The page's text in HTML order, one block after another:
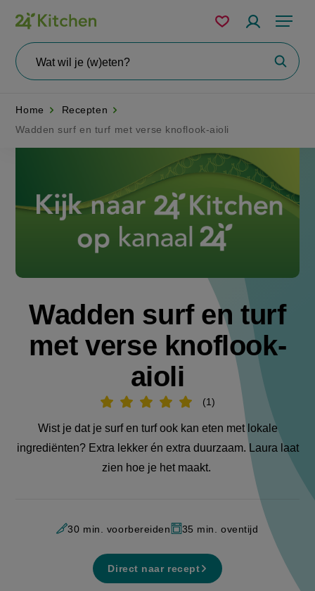
Overslaan
en
naar
de
Menu
wil
Mijn
bewaarde
Home
Recepten
Wadden surf en turf met verse knoflook-aioli
Wadden surf en turf
met verse knoflook-
aioli
1
Beoordeel
'Wadden
surf
turf
verse
Wist je dat je surf en turf ook kan eten met lokale
ingrediënten? Extra lekker én extra duurzaam. Laura laat
zien hoe je het maakt.
30 min. voorbereiden 35 min. oventijd
Direct naar recept